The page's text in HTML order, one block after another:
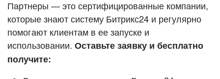
ВХОД
ВХОД
Смотреть видеокейсы
Партнеры — это сертифицированные компании,
которые знают систему Битрикс24 и регулярно
помогают клиентам в ее запуске и
использовании. Оставьте заявку и бесплатно
получите: